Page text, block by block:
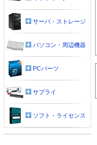
サーバ・ストレージ
パソコン・周辺機器
PCパーツ
サプライ
ソフト・ライセンス